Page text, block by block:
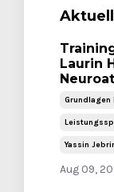
Laurin
Grundlagen
Yassin
Aug 09,